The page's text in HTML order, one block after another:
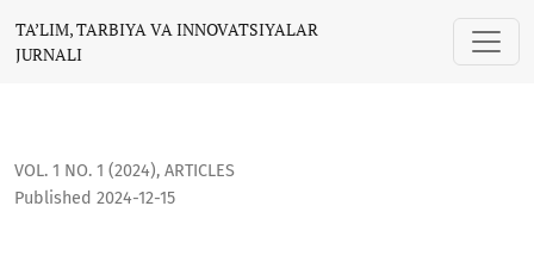
TA’LIM, TARBIYA VA INNOVATSIYALAR
JURNALI
VOL. 1 NO. 1 (2024), ARTICLES
Published 2024-12-15